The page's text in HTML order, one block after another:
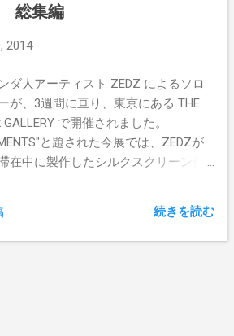
総集編
2014
ダ人アーティスト ZEDZ によるソロ
が、3週間に亘り、東京にある THE
GALLERY で開催されました。
と題された今展では、ZEDZが
在中に製作したシルクスクリーン作
ィ」の第一人者と知られるZEDZが、
た貴重な1点物のシルクスクリーン作
続きを読む